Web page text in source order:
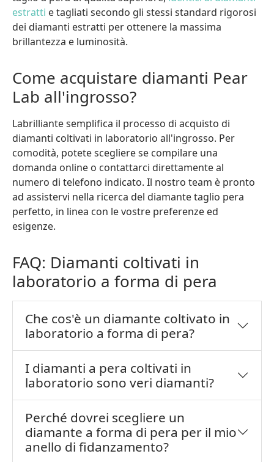
estratti e tagliati secondo gli stessi standard rigorosi
dei diamanti estratti per ottenere la massima
brillantezza e luminosità.
Come acquistare diamanti Pear
Lab all'ingrosso?
Labrilliante semplifica il processo di acquisto di
diamanti coltivati in laboratorio all'ingrosso. Per
comodità, potete scegliere se compilare una
domanda online o contattarci direttamente al
numero di telefono indicato. Il nostro team è pronto
ad assistervi nella ricerca del diamante taglio pera
perfetto, in linea con le vostre preferenze ed
esigenze.
FAQ: Diamanti coltivati in
laboratorio a forma di pera
Che cos'è un diamante coltivato in
laboratorio a forma di pera?
I diamanti a pera coltivati in
laboratorio sono veri diamanti?
Perché dovrei scegliere un
diamante a forma di pera per il mio
anello di fidanzamento?